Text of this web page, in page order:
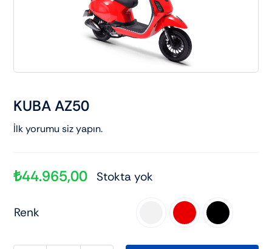
Elektrikli araçlar
Chopper ve cross
Racing motorlar
Touring ve naked
KUBA AZ50
İlk yorumu siz yapın.
₺44.965,00 Stokta yok
Renk